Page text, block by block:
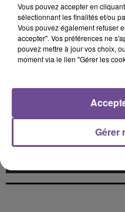
Fever Dream Where Is
souhaitez l'afficher,
Vous pouvez accepter en
sélectionnant les finalités et/ou
Vous pouvez également refuser
accepter". Vos préférences ne
pouvez mettre à jour vos choix,
moment via le lien "Gérer les
Gérer